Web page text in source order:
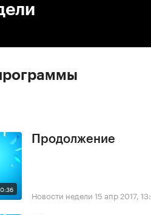
Продолжение
Новости недели 15 апр 2017,